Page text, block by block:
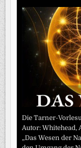
Die Tarner-
Autor: Whitehead,
„Das Wesen der